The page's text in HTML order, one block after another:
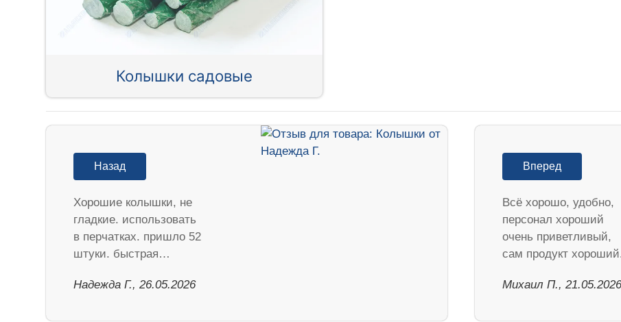
Колышки садовые
Назад
Хорошие колышки, не
гладкие. использовать
в перчатках. пришло 52
штуки. быстрая…
Надежда Г., 26.05.2026
Вперед
Всё хорошо, удобно,
персонал хороший
очень приветливый,
сам продукт
Михаил П., 21.05.2026